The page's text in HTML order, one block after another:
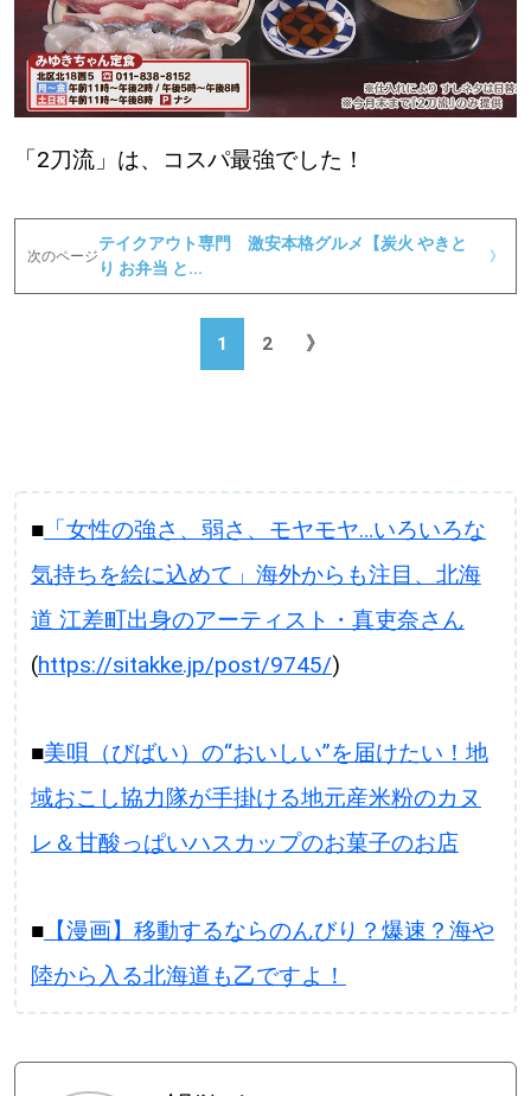
「2刀流」は、コスパ最強でした！
次のページ
テイクアウト専門 激安本格グルメ【炭火 やきと
り お弁当 と...
》
1 2 》
■「女性の強さ、弱さ、モヤモヤ…いろいろな
気持ちを絵に込めて」海外からも注目、北海
道 江差町出身のアーティスト・真吏奈さん
(https://sitakke.jp/post/9745/)
■美唄（びばい）の“おいしい”を届けたい！地
域おこし協力隊が手掛ける地元産米粉のカヌ
レ＆甘酸っぱいハスカップのお菓子のお店
■【漫画】移動するならのんびり？爆速？海や
陸から入る北海道も乙ですよ！